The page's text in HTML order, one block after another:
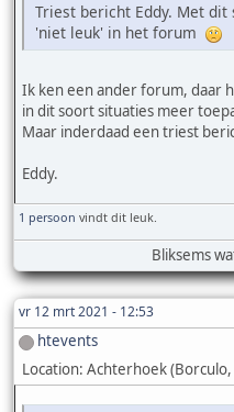
Triest bericht Eddy. Met
'niet leuk' in het forum
Ik ken een ander forum, daar
in dit soort situaties meer
Maar inderdaad een triest
Eddy.
1 persoon vindt dit leuk.
Bliksems
vr 12 mrt 2021 - 12:53
htevents
Location: Achterhoek